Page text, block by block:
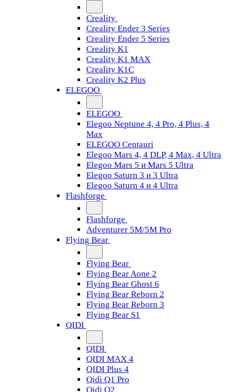
Creality
Creality Ender 3 Series
Creality Ender 5 Series
Creality K1
Creality K1 MAX
Creality K1C
Creality K2 Plus
ELEGOO
ELEGOO
Elegoo Neptune 4, 4 Pro, 4 Plus, 4
Max
ELEGOO Centauri
Elegoo Mars 4, 4 DLP, 4 Max, 4 Ultra
Elegoo Mars 5 и Mars 5 Ultra
Elegoo Saturn 3 и 3 Ultra
Elegoo Saturn 4 и 4 Ultra
Flashforge
Flashforge
Adventurer 5M/5M Pro
Flying Bear
Flying Bear
Flying Bear Aone 2
Flying Bear Ghost 6
Flying Bear Reborn 2
Flying Bear Reborn 3
Flying Bear S1
QIDI
QIDI
QIDI MAX 4
QIDI Plus 4
Qidi Q1 Pro
Qidi Q2